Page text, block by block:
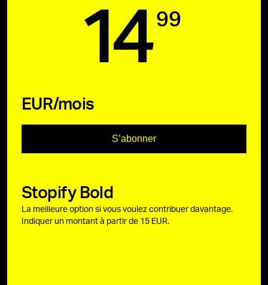
14 99
EUR/mois
S’abonner
Stopify Bold
La meilleure option si vous voulez contribuer davantage.
Indiquer un montant à partir de 15 EUR.